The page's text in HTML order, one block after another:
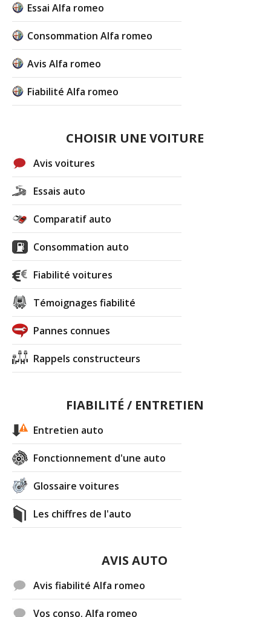
Essai Alfa romeo
Consommation Alfa romeo
Avis Alfa romeo
Fiabilité Alfa romeo
CHOISIR UNE VOITURE
Avis voitures
Essais auto
Comparatif auto
Consommation auto
Fiabilité voitures
Témoignages fiabilité
Pannes connues
Rappels constructeurs
FIABILITÉ / ENTRETIEN
Entretien auto
Fonctionnement d'une auto
Glossaire voitures
Les chiffres de l'auto
AVIS AUTO
Avis fiabilité Alfa romeo
Vos conso. Alfa romeo